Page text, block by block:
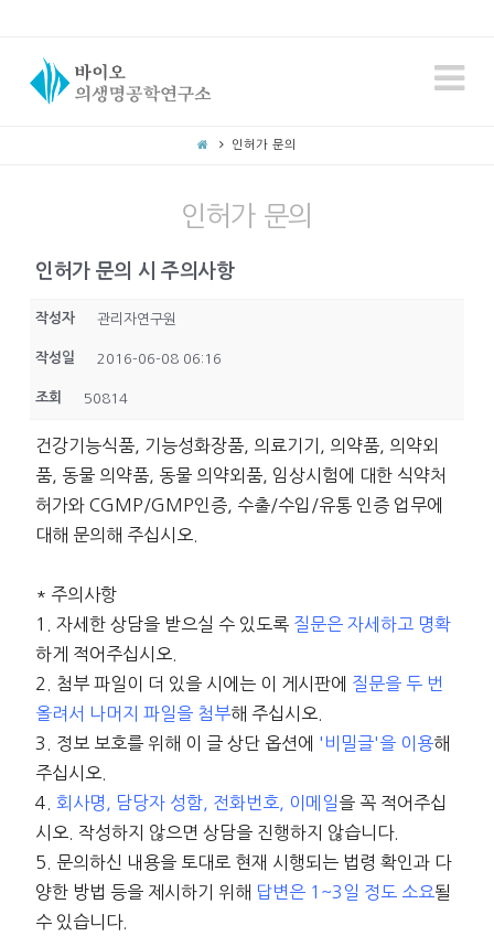
인허가 문의
인허가 문의
인허가 문의 시 주의사항
작성자 관리자연구원
작성일 2016-06-08 06:16
조회 50814
건강기능식품, 기능성화장품, 의료기기, 의약품, 의약외
품, 동물 의약품, 동물 의약외품, 임상시험에 대한 식약처
허가와 CGMP/GMP인증, 수출/수입/유통 인증 업무에
대해 문의해 주십시오.
* 주의사항
1. 자세한 상담을 받으실 수 있도록질문은 자세하고 명확
하게 적어주십시오.
2. 첨부 파일이 더 있을 시에는 이 게시판에 질문을 두 번
올려서 나머지 파일을 첨부해 주십시오.
3. 정보 보호를 위해 이 글 상단 옵션에 '비밀글'을 이용해
주십시오.
4. 회사명, 담당자 성함, 전화번호, 이메일을 꼭 적어주십
시오. 작성하지 않으면 상담을 진행하지 않습니다.
5. 문의하신 내용을 토대로 현재 시행되는 법령 확인과 다
양한 방법 등을 제시하기 위해 답변은 1~3일 정도 소요될
수 있습니다.